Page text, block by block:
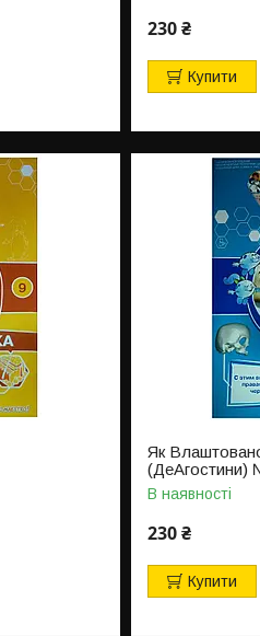
230 ₴
Купити
Як
(ДеАгостини)
В наявності
230 ₴
Купити